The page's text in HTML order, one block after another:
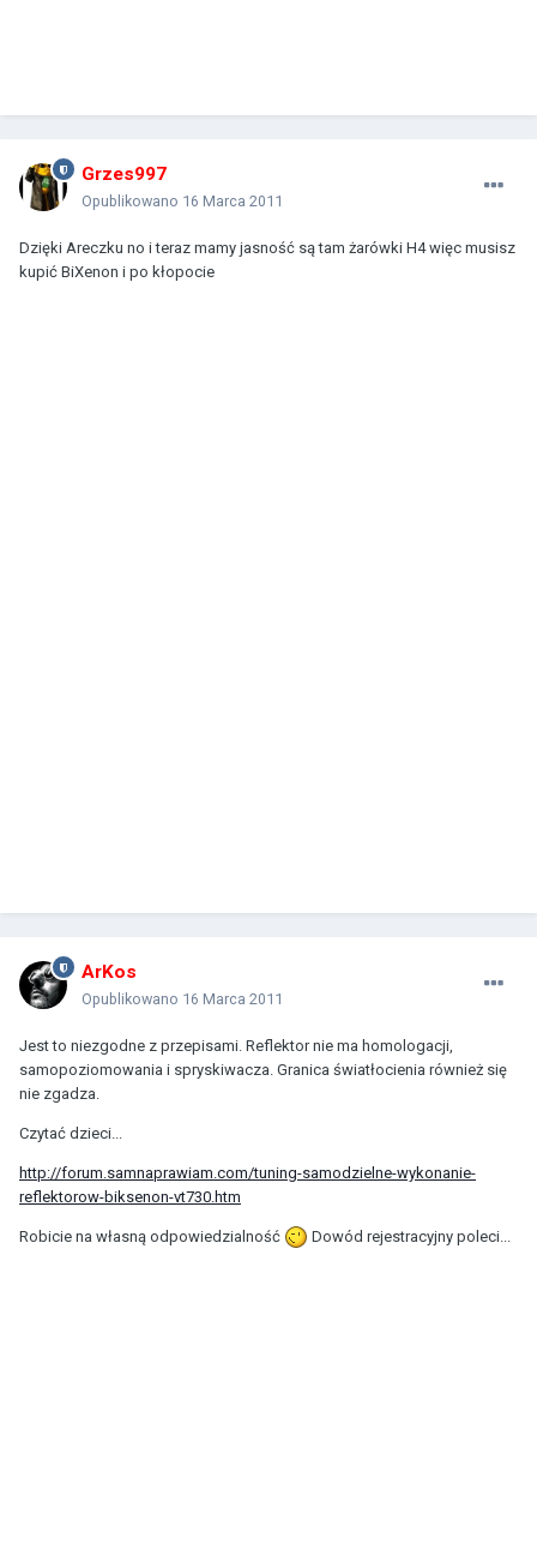
Grzes997
Opublikowano 16 Marca 2011
Dzięki Areczku no i teraz mamy jasność są tam żarówki H4 więc musisz
kupić BiXenon i po kłopocie
ArKos
Opublikowano 16 Marca 2011
Jest to niezgodne z przepisami. Reflektor nie ma homologacji,
samopoziomowania i spryskiwacza. Granica światłocienia również się
nie zgadza.
Czytać dzieci...
http://forum.samnaprawiam.com/tuning-samodzielne-wykonanie-
reflektorow-biksenon-vt730.htm
Robicie na własną odpowiedzialność Dowód rejestracyjny poleci...